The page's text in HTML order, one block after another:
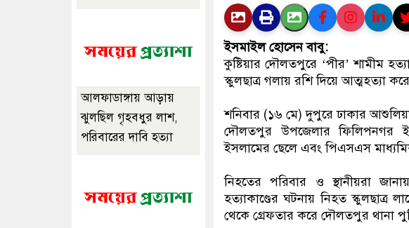
ইসমাইল হােসেন বাবু:
কুষ্টিয়ার দৌলতপুরে ‘পীর’ শামীম
স্কুলছাত্র গলায় রশি দিয়ে আত্মহত্যা
শনিবার (১৬ মে) দুপুরে ঢাকার
দৌলতপুর উপজেলার ফিলিপনগর
ইসলামের ছেলে এবং পিএসএস মাধ্যমিক
নিহতের পরিবার ও স্থানীয়রা
হত্যাকাণ্ডের ঘটনায় নিহত
থেকে গ্রেফতার করে দৌলতপুর থানা
আলফাডাঙ্গায় আড়ায়
ঝুলছিল গৃহবধুর লাশ,
পরিবারের দাবি হত্যা